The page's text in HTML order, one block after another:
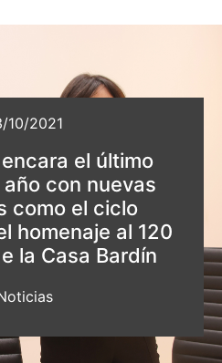
10/2021
el último
con nuevas
como el ciclo
homenaje al 120
la Casa Bardín